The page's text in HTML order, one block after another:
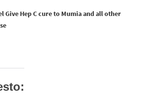
Give Hep C cure to Mumia and all other